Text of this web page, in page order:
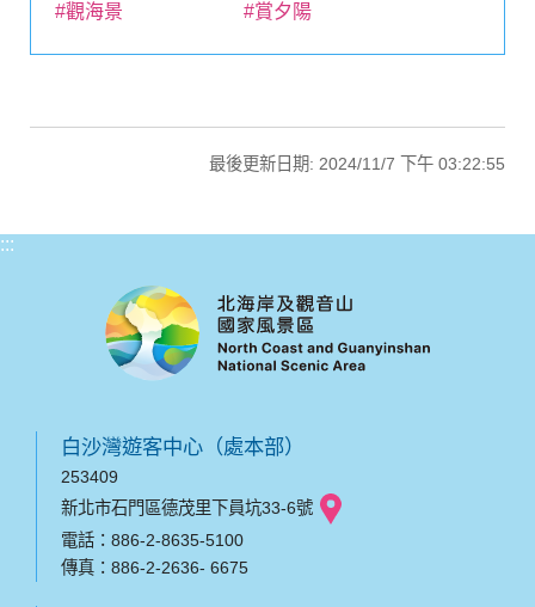
#觀海景 #賞夕陽
最後更新日期: 2024/11/7 下午 03:22:55
:::
白沙灣遊客中心（處本部）
253409
新北市石門區德茂里下員坑33-6號
電話：886-2-8635-5100
傳真：886-2-2636- 6675